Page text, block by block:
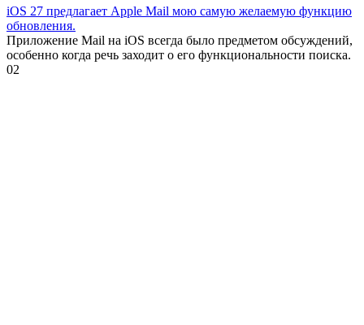
iOS 27 предлагает Apple Mail мою самую желаемую функцию
обновления.
Приложение Mail на iOS всегда было предметом обсуждений,
особенно когда речь заходит о его функциональности поиска.
02